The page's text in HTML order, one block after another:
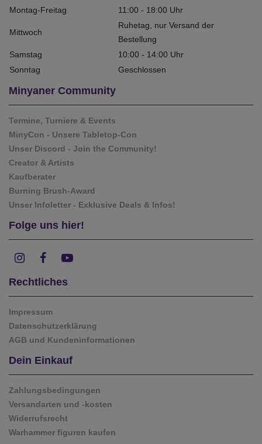
Montag-Freitag 11:00 - 18:00 Uhr
Mittwoch
Ruhetag, nur Versand der
Bestellung
Samstag
10:00 - 14:00 Uhr
Sonntag
Geschlossen
Minyaner Community
Termine, Turniere & Events
MinyCon - Unsere Tabletop-Con
Unser Discord - Join the Community!
Creator & Artists
Kaufberater
Burning Brush-Award
Unser Infoletter - Exklusive Deals & Infos!
Folge uns hier!
Rechtliches
Impressum
Datenschutzerklärung
AGB und Kundeninformationen
Dein Einkauf
Zahlungsbedingungen
Versandarten und -kosten
Widerrufsrecht
Warhammer figuren kaufen